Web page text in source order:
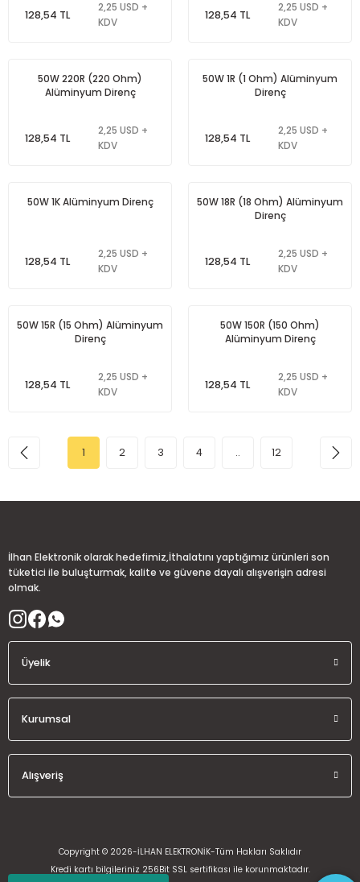
128,54 TL
2,25 USD +
KDV
128,54 TL
2,25 USD +
KDV
50W 220R (220 Ohm)
Alüminyum Direnç
128,54 TL
2,25 USD +
KDV
50W 1R (1 Ohm) Alüminyum
Direnç
128,54 TL
2,25 USD +
KDV
50W 1K Alüminyum Direnç
128,54 TL
2,25 USD +
KDV
50W 18R (18 Ohm) Alüminyum
Direnç
128,54 TL
2,25 USD +
KDV
50W 15R (15 Ohm) Alüminyum
Direnç
128,54 TL
2,25 USD +
KDV
50W 150R (150 Ohm)
Alüminyum Direnç
128,54 TL
2,25 USD +
KDV
1 2 3 4 .. 12
İlhan Elektronik olarak hedefimiz,İthalatını yaptığımız ürünleri son
tüketici ile buluşturmak, kalite ve güvene dayalı alışverişin adresi
olmak.
Üyelik
Kurumsal
Alışveriş
Copyright © 2026-İLHAN ELEKTRONİK-Tüm Hakları Saklıdır
Kredi kartı bilgileriniz 256Bit SSL sertifikası ile korunmaktadır.